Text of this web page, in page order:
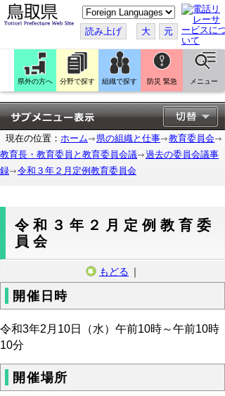
こ
の
ペ
ー
ジ
翻
訳
す
る
読み上げ 大 元
県外の方へ 分野で探す 組織で探す 防災 緊急 メニュー
現在の位置： ホーム 県の組織と仕事
教育委員会
教育長・教育委員と教育委員会議
過去の委員会議事
録
令和３年２月定例教育委員会
令和３年２月定例教育委
員会
もどる ｜
開催日時
令和3年2月10日（水）午前10時～午前10時
10分
開催場所